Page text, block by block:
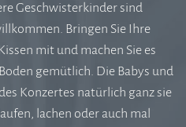
Geschwisterkinder sind
Bringen Sie Ihre
mit und machen Sie es
gemütlich. Die Babys und
Konzertes natürlich ganz sie
lachen oder auch mal